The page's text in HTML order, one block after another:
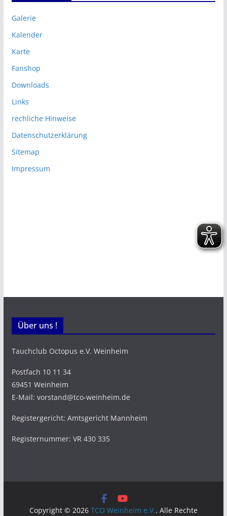
Galerie
Kalender
Karte
Fanshop
Downloads
Links
rechliche Hinweise
Datenschutzerklärung
Sitemap
Impressum
Über uns !
Tauchclub Octopus e.V. Weinheim
Postfach 10 11 34
69451 Weinheim
E-Mail: vorstand@tco-weinheim.de
Registergericht: Amtsgericht Mannheim
Registernummer: VR 430 335
Copyright © 2026 TCO Weinheim e.V.. Alle Rechte